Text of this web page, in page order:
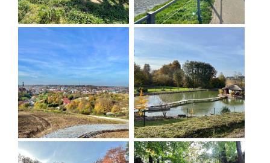
wyłącznie osobom o bardzo dobrej kondycji.
Idealnym rowerem na trasę jest MTB. Wysiłek na
trasie rekompensują widoki, np. ze Wzgórza
Holtei'a (tzw. Grzybek) w Obornikach Śląskich, z
Prababki (bardzo długi podjazd w okolicach
Skotnik) czy panorama ze Wzgórza Wiszniak pod
Piotrkowiczkami. Dodatkową atrakcją są ciekawe
miejsca, gdzie można się doskonale zregenerować i
wypocząć, zarówno w trakcie, jak i po wyprawie, np.